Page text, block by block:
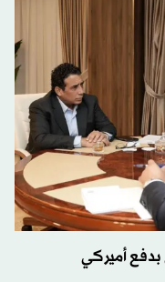
أميركي